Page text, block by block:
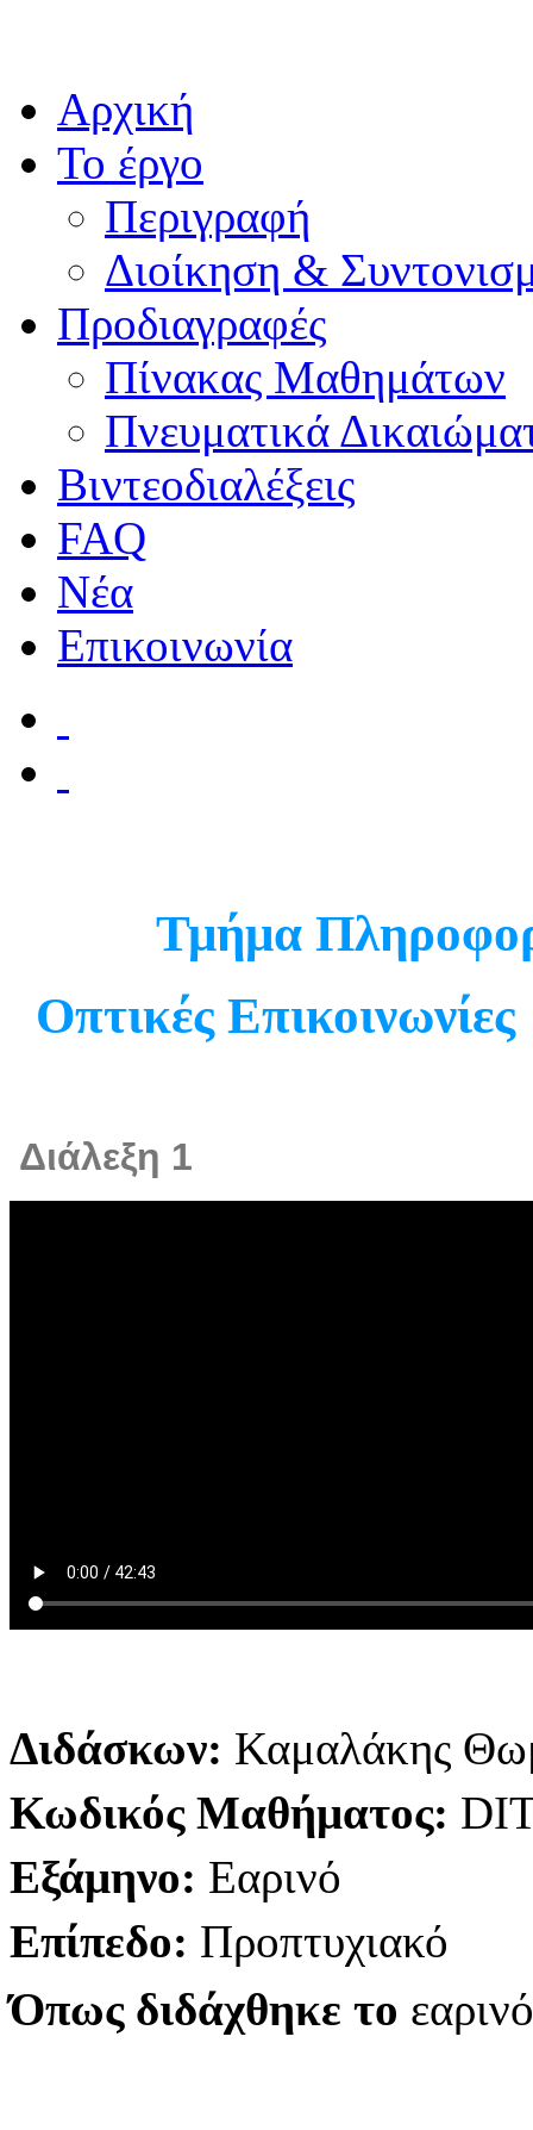
Αρχική
Το έργο
Περιγραφή
Διοίκηση &
Προδιαγραφές
Πίνακας Μαθημάτων
Πνευματικά
Βιντεοδιαλέξεις
FAQ
Νέα
Επικοινωνία
Τμήμα
Οπτικές Επικοινωνίες
Διάλεξη 1
Διδάσκων: Καμαλάκης
Κωδικός Μαθήματος:
Εξάμηνο: Εαρινό
Επίπεδο: Προπτυχιακό
Όπως διδάχθηκε το